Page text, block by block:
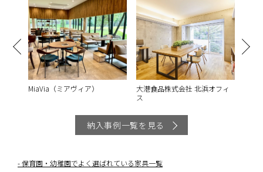
MiaVia（ミアヴィア）
大港食品株式会社 北浜オフィ
ス
納入事例一覧を見る
保育園・幼稚園でよく選ばれている家具一覧